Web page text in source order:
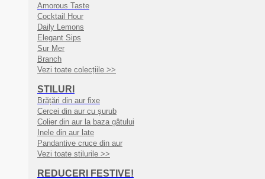
Amorous Taste
Cocktail Hour
Daily Lemons
Elegant Sips
Sur Mer
Branch
Vezi toate colecțiile >>
STILURI
Brățări din aur fixe
Cercei din aur cu șurub
Colier din aur la baza gâtului
Inele din aur late
Pandantive cruce din aur
Vezi toate stilurile >>
REDUCERI FESTIVE!